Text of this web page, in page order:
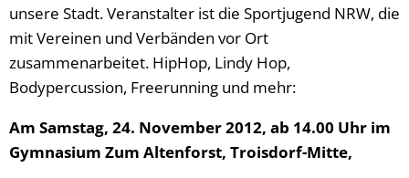
unsere Stadt. Veranstalter ist die Sportjugend NRW, die
mit Vereinen und Verbänden vor Ort
zusammenarbeitet. HipHop, Lindy Hop,
Bodypercussion, Freerunning und mehr:
Am Samstag, 24. November 2012, ab 14.00 Uhr im
Gymnasium Zum Altenforst, Troisdorf-Mitte,